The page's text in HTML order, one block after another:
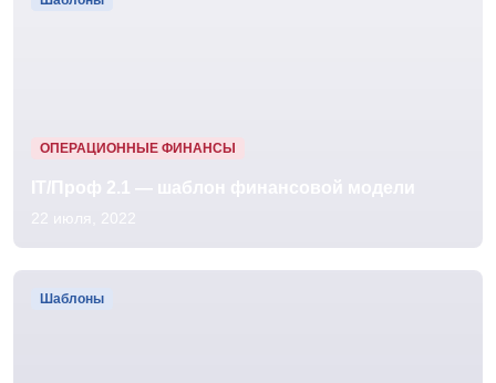
ОПЕРАЦИОННЫЕ ФИНАНСЫ
22 июля, 2022
Шаблоны